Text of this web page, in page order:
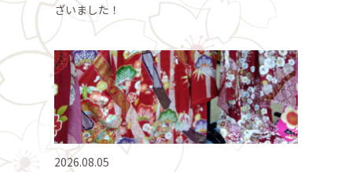
ざいました！
2026.08.05